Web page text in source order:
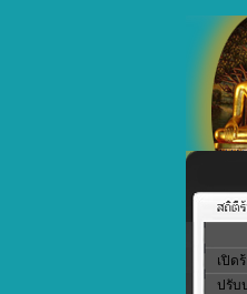
เปิด
ปรับ